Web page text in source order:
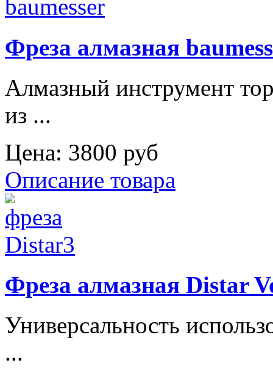
Фреза алмазная
Алмазный инструмент
из ...
Цена: 3800 руб
Описание товара
Фреза алмазная Distar
Универсальность
...